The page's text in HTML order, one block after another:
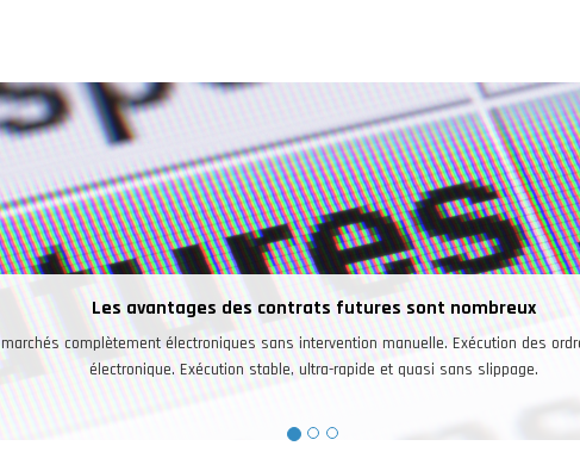
Une bonne raison pour trader les futures
Les investisseurs peuvent trader sur un seul et même compte les futures sur des
marchés ainsi que sur le pétrole, l’or, l’argent, le café, le cacao, les devises.